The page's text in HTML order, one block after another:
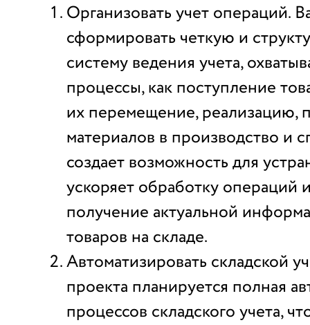
Организовать учет операций.
сформировать четкую и
систему ведения учета,
процессы, как поступление
их перемещение, реализацию,
материалов в производство и
создает возможность для
ускоряет обработку операций
получение актуальной
товаров на складе.
Автоматизировать складской
проекта планируется полная
процессов складского учета,